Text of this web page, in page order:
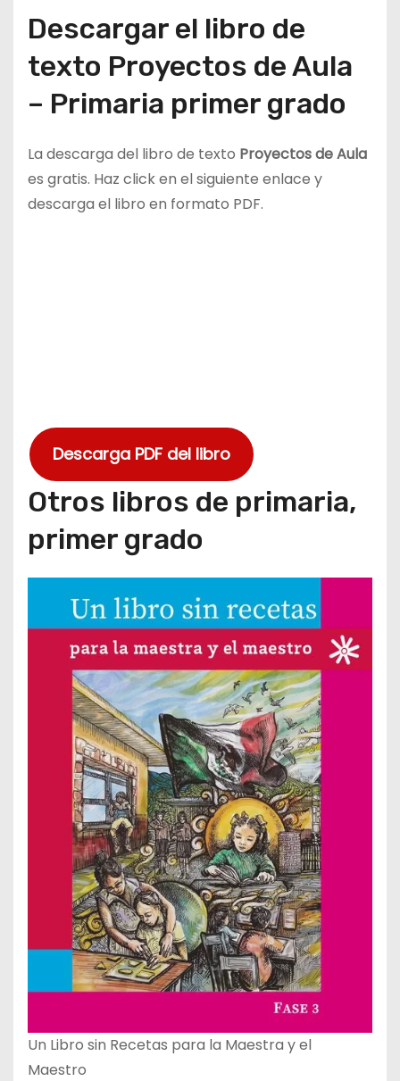
Descargar el libro de
texto Proyectos de Aula
– Primaria primer grado
La descarga del libro de texto Proyectos de Aula
es gratis. Haz click en el siguiente enlace y
descarga el libro en formato PDF.
Descarga PDF del libro
Otros libros de primaria,
primer grado
Un Libro sin Recetas para la Maestra y el
Maestro